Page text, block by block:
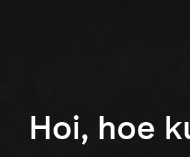
Hoi, hoe